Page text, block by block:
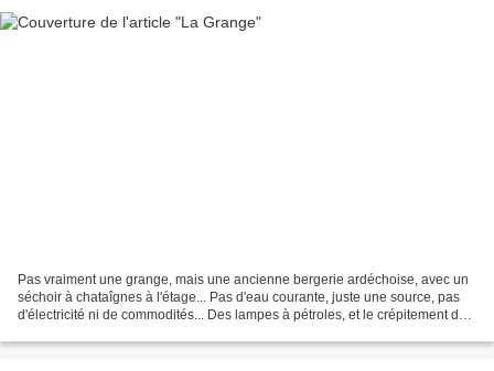
Pas vraiment une grange, mais une ancienne bergerie ardéchoise, avec un
séchoir à chataîgnes à l'étage... Pas d'eau courante, juste une source, pas
d'électricité ni de commodités... Des lampes à pétroles, et le crépitement de